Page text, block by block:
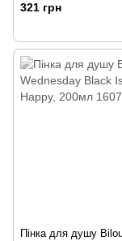
321 грн
Пінка для душу